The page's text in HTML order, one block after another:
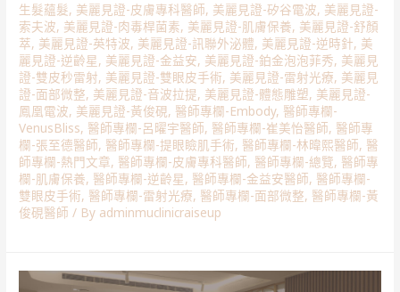
生髮蘊髮, 美麗見證-皮膚專科醫師, 美麗見證-矽谷電波, 美麗見證-
索夫波, 美麗見證-肉毒桿菌素, 美麗見證-肌膚保養, 美麗見證-舒顏
萃, 美麗見證-英特波, 美麗見證-訊聯外泌體, 美麗見證-逆時針, 美
麗見證-逆齡星, 美麗見證-金益安, 美麗見證-鉑金泡泡菲秀, 美麗見
證-雙皮秒雷射, 美麗見證-雙眼皮手術, 美麗見證-雷射光療, 美麗見
證-面部微整, 美麗見證-音波拉提, 美麗見證-體態雕塑, 美麗見證-
鳳凰電波, 美麗見證-黃俊硯, 醫師專欄-Embody, 醫師專欄-
VenusBliss, 醫師專欄-呂曜宇醫師, 醫師專欄-崔美怡醫師, 醫師專
欄-張至德醫師, 醫師專欄-提眼瞼肌手術, 醫師專欄-林暐熙醫師, 醫
師專欄-熱門文章, 醫師專欄-皮膚專科醫師, 醫師專欄-總覽, 醫師專
欄-肌膚保養, 醫師專欄-逆齡星, 醫師專欄-金益安醫師, 醫師專欄-
雙眼皮手術, 醫師專欄-雷射光療, 醫師專欄-面部微整, 醫師專欄-黃
俊硯醫師 / By adminmuclinicraiseup